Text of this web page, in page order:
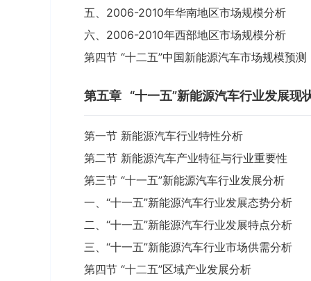
五、2006-2010年华南地区市场规模分析
六、2006-2010年西部地区市场规模分析
第四节 “十二五”中国新能源汽车市场规模预测
第五章 “十一五”新能源汽车行业发展现
第一节 新能源汽车行业特性分析
第二节 新能源汽车产业特征与行业重要性
第三节 “十一五”新能源汽车行业发展分析
一、“十一五”新能源汽车行业发展态势分析
二、“十一五”新能源汽车行业发展特点分析
三、“十一五”新能源汽车行业市场供需分析
第四节 “十二五”区域产业发展分析